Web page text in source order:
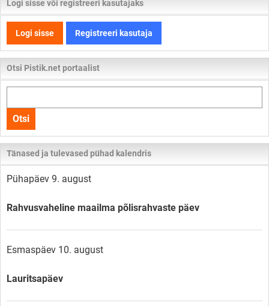
Logi sisse või registreeri kasutajaks
Logi sisse Registreeri kasutaja
Otsi Pistik.net portaalist
kogu
lehelt
Otsi
Tänased ja tulevased pühad kalendris
Pühapäev 9. august
Rahvusvaheline maailma põlisrahvaste päev
Esmaspäev 10. august
Lauritsapäev